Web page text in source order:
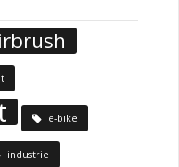
e-bike
industrie